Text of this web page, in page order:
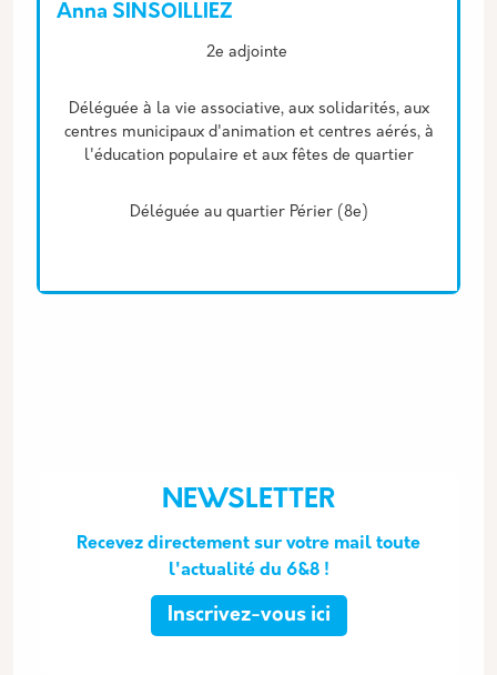
Anna SINSOILLIEZ
2e adjointe
Déléguée à la vie associative, aux solidarités, aux
centres municipaux d'animation et centres aérés, à
l'éducation populaire et aux fêtes de quartier
Déléguée au quartier Périer (8e)
NEWSLETTER
Recevez directement sur votre mail toute
l'actualité du 6&8 !
Inscrivez-vous ici